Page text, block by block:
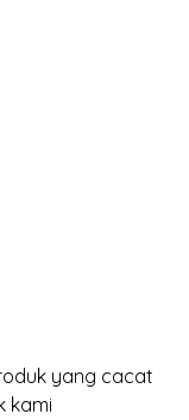
yang cacat
kami